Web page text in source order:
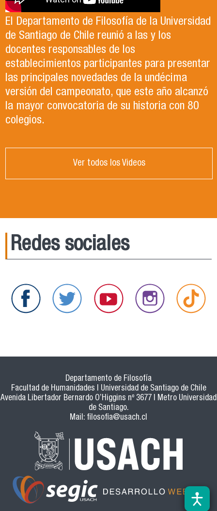
El Departamento de Filosofía de la Universidad
de Santiago de Chile reunió a las y los
docentes responsables de los
establecimientos participantes para presentar
las principales novedades de la undécima
versión del campeonato, que este año alcanzó
la mayor convocatoria de su historia con 80
colegios.
Ver todos los Videos
Redes sociales
Departamento de Filosofía
Facultad de Humanidades | Universidad de Santiago de Chile
Avenida Libertador Bernardo O’Higgins nº 3677 | Metro Universidad
de Santiago.
Mail: filosofia@usach.cl